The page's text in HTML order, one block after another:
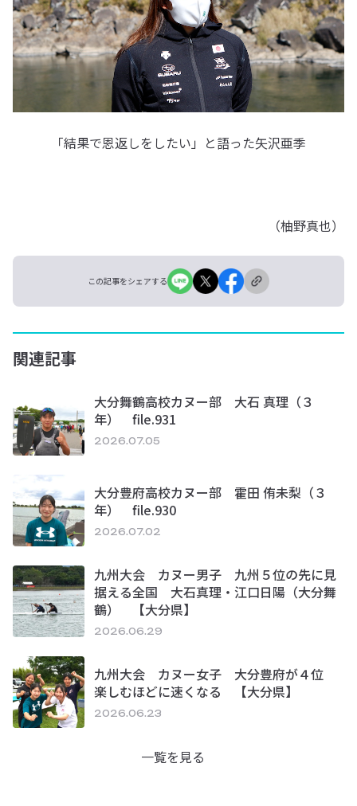
「結果で恩返しをしたい」と語った矢沢亜季
（柚野真也）
この記事をシェアする
関連記事
大分舞鶴高校カヌー部 大石 真理（３
年） file.931
2026.07.05
大分豊府高校カヌー部 霍田 侑未梨（３
年） file.930
2026.07.02
九州大会 カヌー男子 九州５位の先に見
据える全国 大石真理・江口日陽（大分舞
鶴） 【大分県】
2026.06.29
九州大会 カヌー女子 大分豊府が４位
楽しむほどに速くなる 【大分県】
2026.06.23
一覧を見る